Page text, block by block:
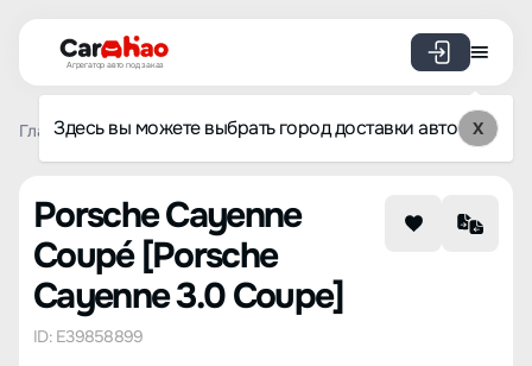
Агрегатор авто под заказ
Здесь вы можете выбрать город доставки авто X
Главная Каталог авто из Кореи Porsche Cayenne
Porsche Cayenne
Coupé [Porsche
Cayenne 3.0 Coupe]
ID: E39858899